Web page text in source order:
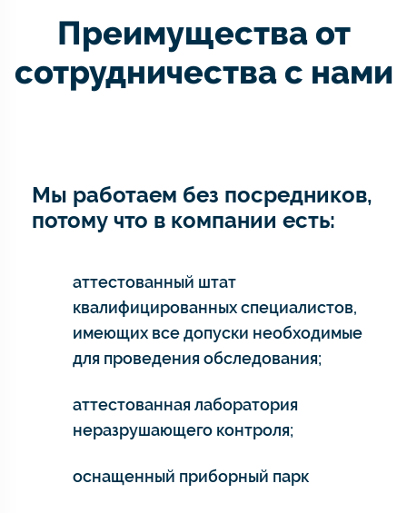
Преимущества от
сотрудничества с нами
Мы работаем без посредников,
потому что в компании есть:
аттестованный штат
квалифицированных специалистов,
имеющих все допуски необходимые
для проведения обследования;
аттестованная лаборатория
неразрушающего контроля;
оснащенный приборный парк